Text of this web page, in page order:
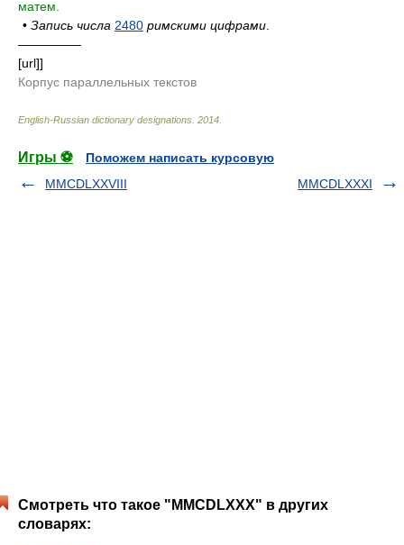
матем.
• Запись числа 2480 римскими цифрами
—————
[url]]
Корпус параллельных текстов
English-Russian dictionary designations 2014
Игры ⚽
Поможем написать курсовую
MMCDLXXVIII
MMCDLXXXI
Смотреть что такое "MMCDLXXX" в других
словарях: